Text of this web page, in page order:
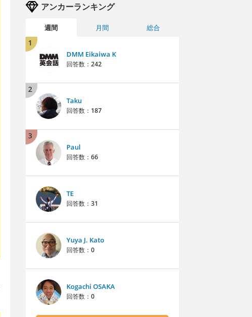
アンカーランキング
週間 月間 総合
1
DMM Eikaiwa K
回答数： 242
2
Taku
回答数： 187
3
Paul
回答数： 66
TE
回答数： 31
Yuya J. Kato
回答数： 0
Kogachi OSAKA
回答数： 0